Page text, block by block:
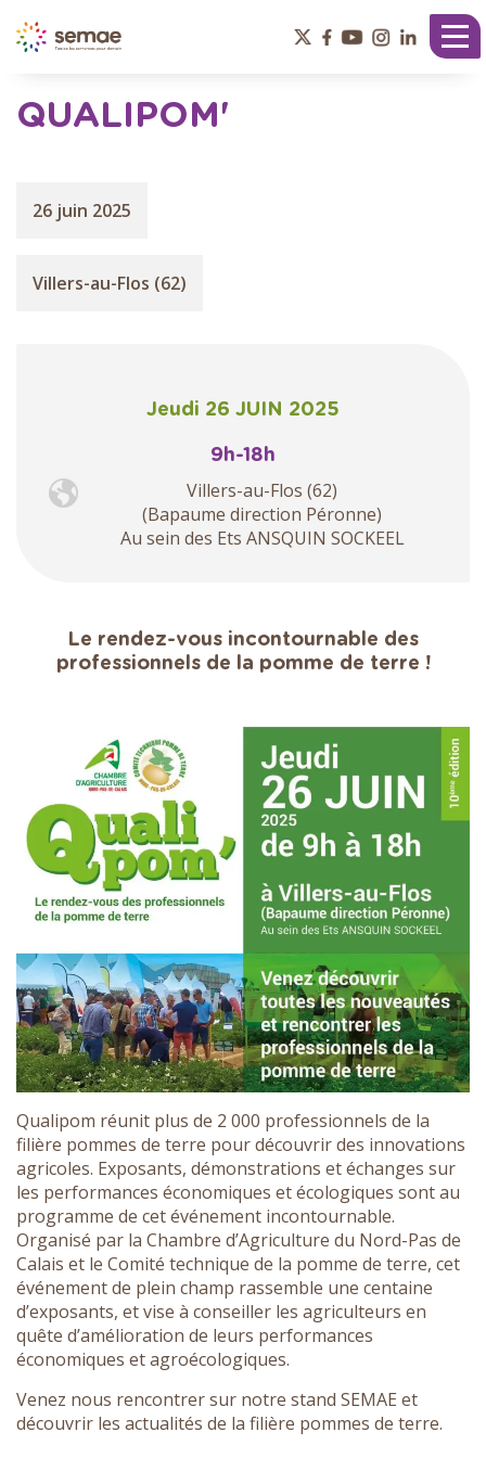
QUALIPOM'
26 juin 2025
Villers-au-Flos (62)
Jeudi 26 JUIN 2025
9h-18h
Villers-au-Flos (62)
(Bapaume direction Péronne)
Au sein des Ets ANSQUIN SOCKEEL
Le rendez-vous incontournable des
professionnels de la pomme de terre !
Qualipom réunit plus de 2 000 professionnels de la
filière pommes de terre pour découvrir des innovations
agricoles. Exposants, démonstrations et échanges sur
les performances économiques et écologiques sont au
programme de cet événement incontournable.
Organisé par la Chambre d’Agriculture du Nord-Pas de
Calais et le Comité technique de la pomme de terre, cet
événement de plein champ rassemble une centaine
d’exposants, et vise à conseiller les agriculteurs en
quête d’amélioration de leurs performances
économiques et agroécologiques.
Venez nous rencontrer sur notre stand SEMAE et
découvrir les actualités de la filière pommes de terre.